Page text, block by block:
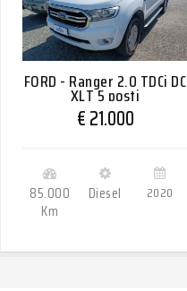
FORD - Ranger 2.0 TDCi DC
XLT 5 posti
€ 21.000
85.000
Km
Diesel 2020